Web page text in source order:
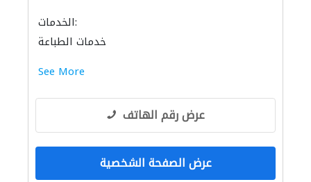
الخدمات:
خدمات الطباعة
See More
عرض رقم الهاتف
عرض الصفحة الشخصية